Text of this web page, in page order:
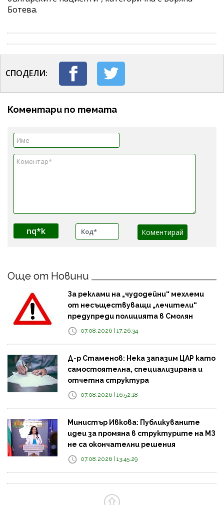
Ботева.
СПОДЕЛИ:
Коментари по темата
nq*k
Още от Новини
За реклами на „чудодейни“ мехлеми
от несъществуващи „лечители“
предупреди полицията в Смолян
07.08.2026 | 17:26:34
Д-р Стаменов: Нека запазим ЦАР като
самостоятелна, специализирана и
отчетна структура
07.08.2026 | 16:52:18
Министър Ивкова: Публикуваните
идеи за промяна в структурите на МЗ
не са окончателни решения
07.08.2026 | 13:45:29